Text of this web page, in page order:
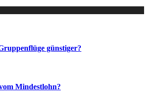
günstiger?
Mindestlohn?